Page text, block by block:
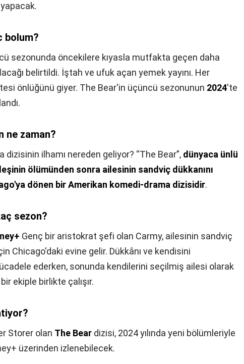
bolum?
sezonunda öncekilere kıyasla mutfakta geçen daha
belirtildi. İştah ve ufuk açan yemek yayını. Her
önlüğünü giyer. The Bear'in üçüncü sezonunun 2024'te
ne zaman?
dizisinin ilhamı nereden geliyor? “The Bear”, dünyaca ünlü
ölümünden sonra ailesinin sandviç dükkanını
dönen bir Amerikan komedi-drama dizisidir.
sezon?
Genç bir aristokrat şefi olan Carmy, ailesinin sandviç
Chicago'daki evine gelir. Dükkânı ve kendisini
ederken, sonunda kendilerini seçilmiş ailesi olarak
ekiple birlikte çalışır.
Storer olan The Bear dizisi, 2024 yılında yeni bölümleriyle
üzerinden izlenebilecek.